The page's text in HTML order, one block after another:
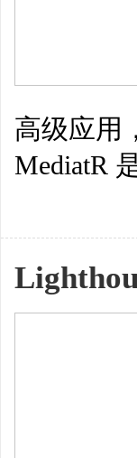
高级应用
MediatR